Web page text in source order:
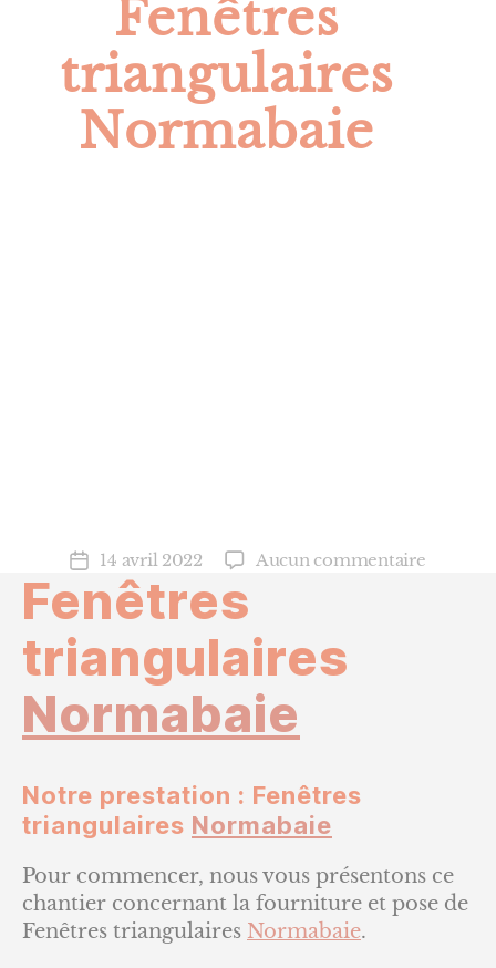
Fenêtres
triangulaires
Normabaie
Date
l’article
14 avril 2022 Aucun commentairesur
Fenêtres
triangulaires
Normabaie
Notre prestation : Fenêtres
triangulaires Normabaie
Pour commencer, nous vous présentons ce
chantier concernant la fourniture et pose de
Fenêtres triangulaires Normabaie.